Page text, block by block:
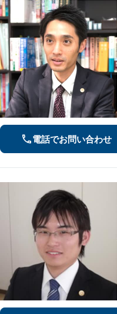
電話でお問い合わせ